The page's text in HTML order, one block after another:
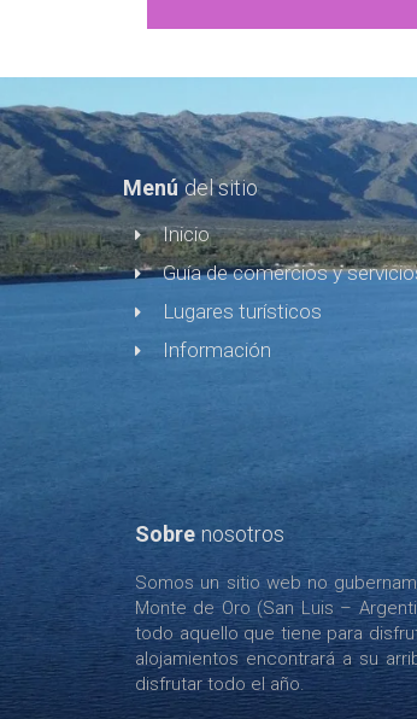
Menú del sitio
Inicio
Guía de comercios y
Lugares turísticos
Información
Sobre nosotros
Somos un sitio web no
Monte de Oro (San Luis –
todo aquello que tiene para
alojamientos encontrará a su
disfrutar todo el año.